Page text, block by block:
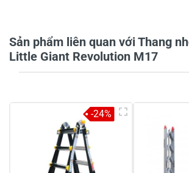
Tiêu đề của nhận xét*
Viết nhận xét của bạn vào bên dưới
Sản phẩm liên quan với Thang
Little Giant Revolution M17
-24%